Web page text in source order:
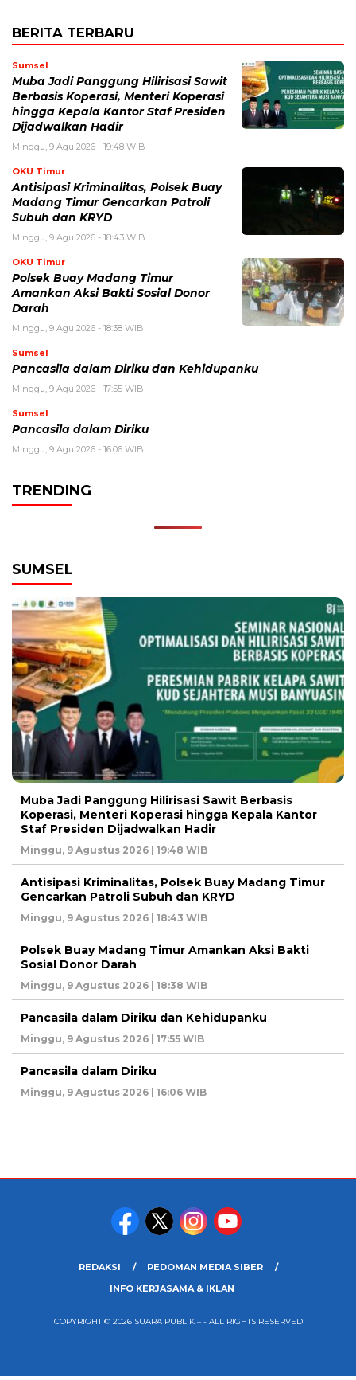
BERITA TERBARU
Sumsel
Muba Jadi Panggung Hilirisasi Sawit
Berbasis Koperasi, Menteri Koperasi
hingga Kepala Kantor Staf Presiden
Dijadwalkan Hadir
Minggu, 9 Agu 2026 - 19:48 WIB
OKU Timur
Antisipasi Kriminalitas, Polsek Buay
Madang Timur Gencarkan Patroli
Subuh dan KRYD
Minggu, 9 Agu 2026 - 18:43 WIB
OKU Timur
Polsek Buay Madang Timur
Amankan Aksi Bakti Sosial Donor
Darah
Minggu, 9 Agu 2026 - 18:38 WIB
Sumsel
Pancasila dalam Diriku dan Kehidupanku
Minggu, 9 Agu 2026 - 17:55 WIB
Sumsel
Pancasila dalam Diriku
Minggu, 9 Agu 2026 - 16:06 WIB
TRENDING
SUMSEL
Muba Jadi Panggung Hilirisasi Sawit Berbasis
Koperasi, Menteri Koperasi hingga Kepala Kantor
Staf Presiden Dijadwalkan Hadir
Minggu, 9 Agustus 2026 | 19:48 WIB
Antisipasi Kriminalitas, Polsek Buay Madang Timur
Gencarkan Patroli Subuh dan KRYD
Minggu, 9 Agustus 2026 | 18:43 WIB
Polsek Buay Madang Timur Amankan Aksi Bakti
Sosial Donor Darah
Minggu, 9 Agustus 2026 | 18:38 WIB
Pancasila dalam Diriku dan Kehidupanku
Minggu, 9 Agustus 2026 | 17:55 WIB
Pancasila dalam Diriku
Minggu, 9 Agustus 2026 | 16:06 WIB
REDAKSI
PEDOMAN MEDIA SIBER
INFO KERJASAMA & IKLAN
COPYRIGHT © 2026 SUARA PUBLIK – - ALL RIGHTS RESERVED